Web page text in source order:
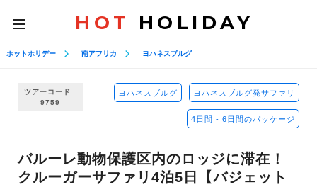
toggle
navigation
HOT HOLIDAY
ホットホリデー 南アフリカ ヨハネスブルグ
ツアーコード :
9759
ヨハネスブルグ ヨハネスブルグ発サファリ
4日間 - 6日間のパッケージ
バルーレ動物保護区内のロッジに滞在！
クルーガーサファリ4泊5日【バジェット